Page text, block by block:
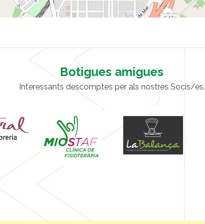
Botigues amigues
Interessants descomptes per als nostres Socis/es.